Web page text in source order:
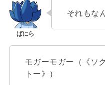
それもな
モガーモガー（《ソ
トー》）